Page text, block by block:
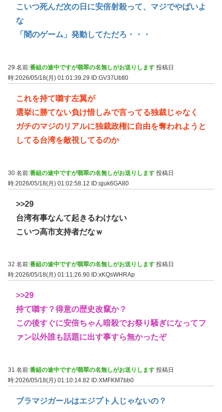
こいつ死んだ次の日に安倍射殺って、マジでやばいよ
な
「闇のゲーム」発動してただろ・・・
29 名前:番組の途中ですが翡翠の名無しがお送りします 投稿日
時:2026/05/18(月) 01:01:39.29
ID:GV37Ubtl0
これを持て囃す左翼が
選挙に勝てない負け惜しみで言ってる独裁じゃなく
ガチのマジのリアルに独裁政権に自由を奪われようと
してる台湾を敵視してるのか
30 名前:番組の途中ですが翡翠の名無しがお送りします 投稿日
時:2026/05/18(月) 01:02:58.12 ID:qjuk6GA80
>>29
台湾有事なんて起きるわけない
こいつ高市支持者だなｗ
32 名前:番組の途中ですが翡翠の名無しがお送りします 投稿日
時:2026/05/18(月) 01:11:26.90 ID:xKQsWHRAp
>>29
持て囃す？得意の歴史改竄か？
この後すぐに安倍ちゃん暗殺でお祭り騒ぎになってフ
ァン以外誰も話題に出す事すら無かったぞ
31 名前:番組の途中ですが翡翠の名無しがお送りします 投稿日
時:2026/05/18(月) 01:10:14.82 ID:XMFKM7bb0
ブラマジガールはエジプト人じゃないの？